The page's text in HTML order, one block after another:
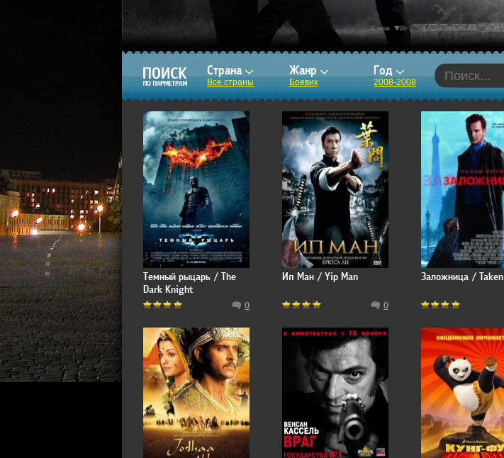
Страна
Все страны
Жанр
Боевик
Год
2008-2008
Темный рыцарь / The
Dark Knight
0
Ип Ман / Yip Man
0
Заложница / Taken